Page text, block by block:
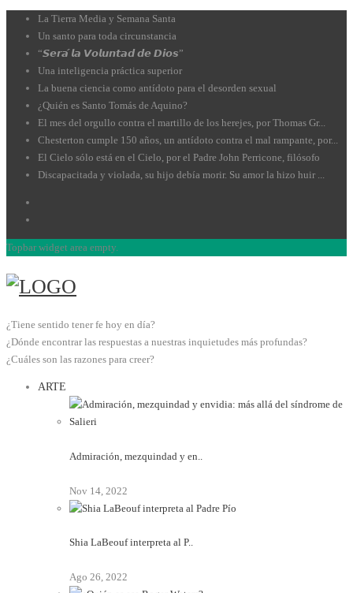
La Tierra Media y Semana Santa
Un santo para toda circunstancia
“𝙎𝙚𝙧𝙖́ 𝙡𝙖 𝙑𝙤𝙡𝙪𝙣𝙩𝙖𝙙 𝙙𝙚 𝘿𝙞𝙤𝙨”
Una inteligencia práctica superior
La buena ciencia como antídoto para el desorden sexual
¿Quién es Santo Tomás de Aquino?
El mes del orgullo contra el martillo de los herejes, por Thomas Gr...
Chesterton cumple 150 años, un antídoto contra el mal rampante, por...
El Cielo sólo está en el Cielo, por el Padre John Perricone, filósofo
Discapacitada y violada, su hijo debía morir. Su amor la hizo huir ...
Topbar widget area empty.
¿Tiene sentido tener fe hoy en día?
¿Dónde encontrar las respuestas a nuestras inquietudes más profundas?
¿Cuáles son las razones para creer?
ARTE
Admiración, mezquindad y en..
Nov 14, 2022
Shia LaBeouf interpreta al P..
Ago 26, 2022